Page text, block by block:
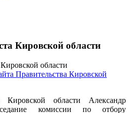
Кировской области
Правительства Кировской
области Александр
комиссии по отбору